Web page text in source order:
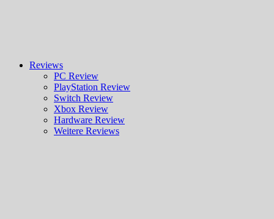
Reviews
PC Review
PlayStation Review
Switch Review
Xbox Review
Hardware Review
Weitere Reviews